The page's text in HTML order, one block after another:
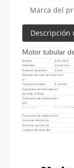
Marca del
Descripción
Motor tubular
Modelo
45R-20/18
Velocidad
18 rpm/min
Esfuerzo de torsión 20 nm
diámetro del tubo del mot
or
45 mm
Tiempo de trabajo
4 minutos
Capacidad del interruptor
de límite (TRNS)
23
Calificación de protección
(IP)
44
Accesorios Corona (GH14)
Frecuencia de voltaje (V-HZ)
Corriente nominal (a)
Potencia nominal (w)
Longitud del cable (M)